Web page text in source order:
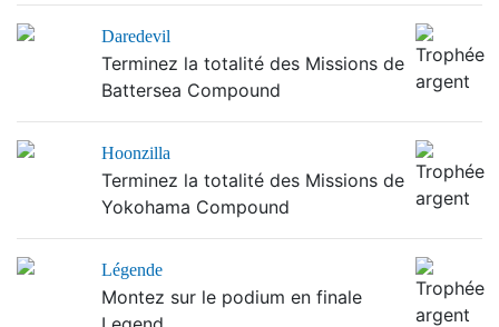
Daredevil
Terminez la totalité des Missions de
Battersea Compound
Hoonzilla
Terminez la totalité des Missions de
Yokohama Compound
Légende
Montez sur le podium en finale